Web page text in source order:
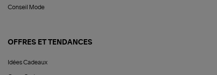
Conseil Mode
OFFRES ET TENDANCES
Idées Cadeaux